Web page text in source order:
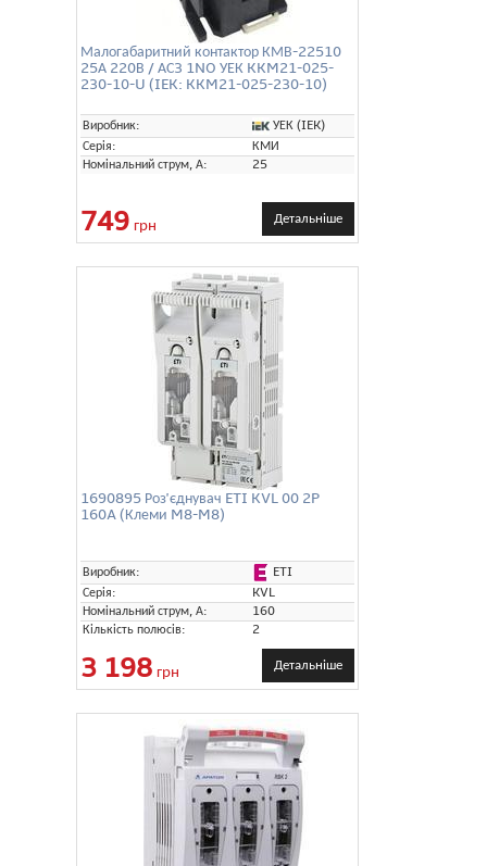
Малогабаритний контактор КМВ-22510
25А 220В / АС3 1NO УЕК KKM21-025-
230-10-U (IEK: KKM21-025-230-10)
Виробник:
УЕК (IEK)
Серія:
КМИ
Номінальний струм, А:
25
749 грн Детальніше
1690895 Роз'єднувач ETI KVL 00 2P
160A (Клеми M8-M8)
Виробник:
ETI
Серія:
KVL
Номінальний струм, А:
160
Кількість полюсів:
2
3 198 грн Детальніше